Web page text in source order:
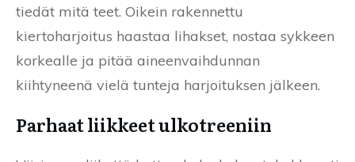
tiedät mitä teet. Oikein rakennettu
kiertoharjoitus haastaa lihakset, nostaa sykkeen
korkealle ja pitää aineenvaihdunnan
kiihtyneenä vielä tunteja harjoituksen jälkeen.
Parhaat liikkeet ulkotreeniin